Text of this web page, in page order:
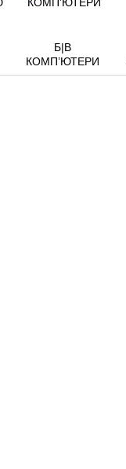
Б|В
КОМП’ЮТЕРИ